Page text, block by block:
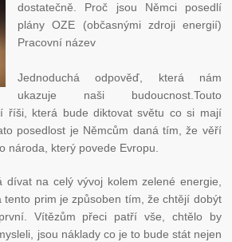
dostatečně. Proč jsou Němci posedlí
plány OZE (občasnými zdroji energií)
Pracovní název
Jednoduchá odpověď, která nám
ukazuje naši budoucnost.Touto
říši, která bude diktovat světu co si mají
posedlost je Němcům daná tím, že věří
národa, který povede Evropu.
dívat na celý vývoj kolem zelené energie,
tento prim je způsoben tím, že chtějí dobýt
Vítězům přeci patří vše, chtělo by
jsou náklady co je to bude stát nejen